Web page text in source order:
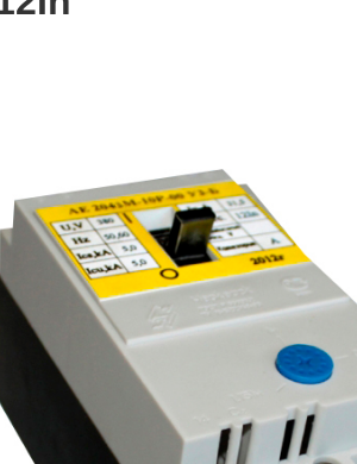
15.02.2022Татьяна (Branch of
V.» PLLC)